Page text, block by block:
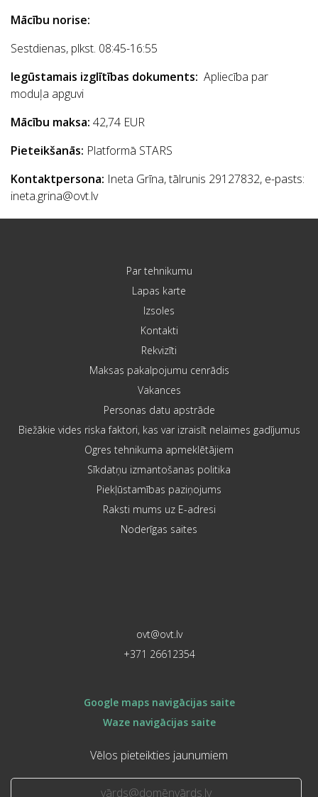
Mācību norise:
Sestdienas, plkst. 08:45-16:55
Iegūstamais izglītības dokuments: Apliecība par
moduļa apguvi
Mācību maksa: 42,74 EUR
Pieteikšanās: Platformā STARS
Kontaktpersona: Ineta Grīna, tālrunis 29127832, e-pasts:
ineta.grina@ovt.lv
Par tehnikumu
Lapas karte
Izsoles
Kontakti
Rekvizīti
Maksas pakalpojumu cenrādis
Vakances
Personas datu apstrāde
Biežākie vides riska faktori, kas var izraisīt nelaimes gadījumus
Ogres tehnikuma apmeklētājiem
Sīkdatņu izmantošanas politika
Piekļūstamības paziņojums
Raksti mums uz E-adresi
Noderīgas saites
ovt@ovt.lv
+371 26612354
Google maps navigācijas saite
Waze navigācijas saite
Vēlos pieteikties jaunumiem